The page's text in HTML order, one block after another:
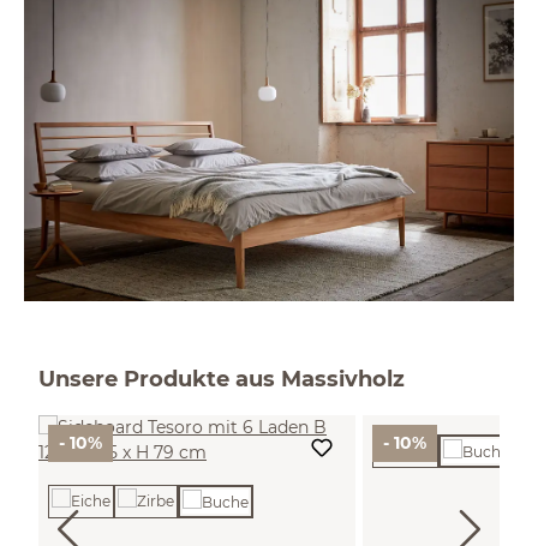
Unsere Produkte aus Massivholz
- 10% - 10%